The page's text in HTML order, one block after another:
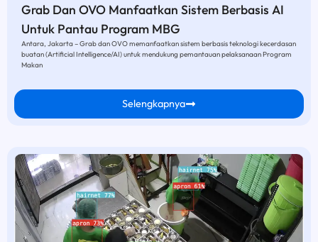
Grab Dan OVO Manfaatkan Sistem Berbasis AI
Untuk Pantau Program MBG
Antara, Jakarta – Grab dan OVO memanfaatkan sistem berbasis teknologi kecerdasan
buatan (Artificial Intelligence/AI) untuk mendukung pemantauan pelaksanaan Program
Makan
Selengkapnya